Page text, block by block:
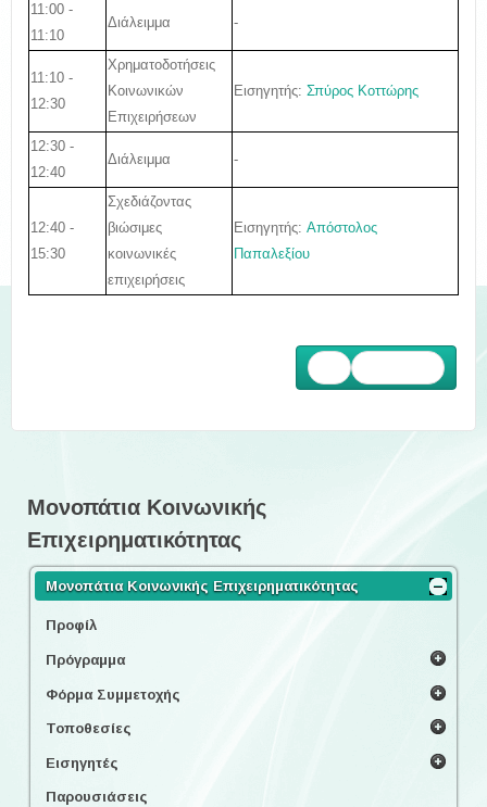
11:00 -
11:10
Διάλειμμα -
11:10 -
12:30
Χρηματοδοτήσεις
Κοινωνικών
Επιχειρήσεων
Εισηγητής: Σπύρος Κοττώρης
12:30 -
12:40
Διάλειμμα -
12:40 -
15:30
Σχεδιάζοντας
βιώσιμες
κοινωνικές
επιχειρήσεις
Εισηγητής: Απόστολος
Παπαλεξίου
Μονοπάτια Κοινωνικής
Επιχειρηματικότητας
Μονοπάτια Κοινωνικής Επιχειρηματικότητας
Προφίλ
Πρόγραμμα
Φόρμα Συμμετοχής
Τοποθεσίες
Εισηγητές
Παρουσιάσεις